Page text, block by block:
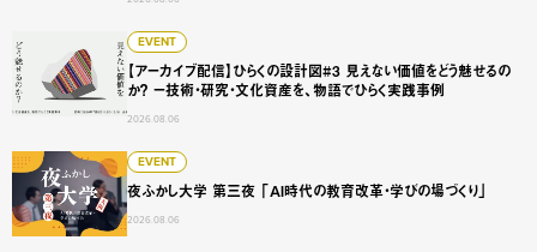
EVENT
【アーカイブ配信】ひらくの設計図#3 見えない価値をどう魅せるの
か？ ー技術・研究・文化資産を、物語でひらく実践事例
2026.08.06
【アーカイブ配信】ひらくの設計図#3 見えない価値をどう
EVENT
夜ふかし大学 第三夜 「AI時代の教育改革・学びの場づくり」
2026.08.06
夜ふかし大学 第三夜 「AI時代の教育改革・学びの場づくり」